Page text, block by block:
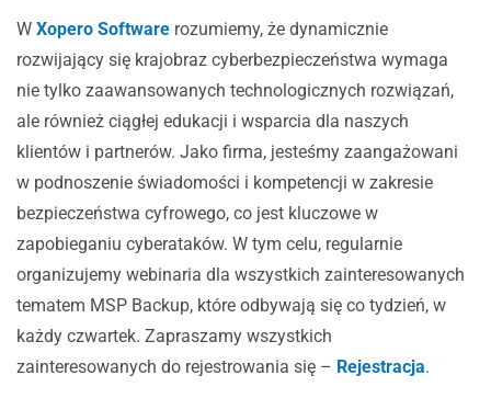
W Xopero Software rozumiemy, że dynamicznie
rozwijający się krajobraz cyberbezpieczeństwa wymaga
nie tylko zaawansowanych technologicznych rozwiązań,
ale również ciągłej edukacji i wsparcia dla naszych
klientów i partnerów. Jako firma, jesteśmy zaangażowani
w podnoszenie świadomości i kompetencji w zakresie
bezpieczeństwa cyfrowego, co jest kluczowe w
zapobieganiu cyberataków. W tym celu, regularnie
organizujemy webinaria dla wszystkich zainteresowanych
tematem MSP Backup, które odbywają się co tydzień, w
każdy czwartek. Zapraszamy wszystkich
zainteresowanych do rejestrowania się – Rejestracja.